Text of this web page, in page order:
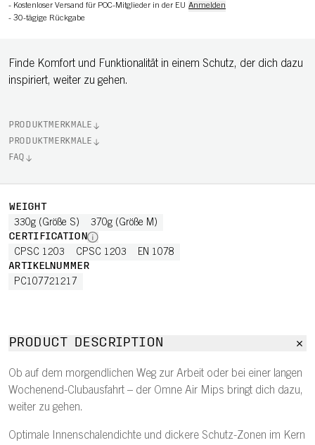
- Kostenloser Versand für POC-Mitglieder in der EU Anmelden
- 30-tägige Rückgabe
Finde Komfort und Funktionalität in einem Schutz, der dich dazu
inspiriert, weiter zu gehen.
PRODUKTMERKMALE
PRODUKTMERKMALE
FAQ
WEIGHT
330g (Größe S) 370g (Größe M)
CERTIFICATION
CPSC 1203 CPSC 1203 EN 1078
ARTIKELNUMMER
PC107721217
PRODUCT DESCRIPTION
Ob auf dem morgendlichen Weg zur Arbeit oder bei einer langen
Wochenend-Clubausfahrt – der Omne Air Mips bringt dich dazu,
weiter zu gehen.
Optimale Innenschalendichte und dickere Schutz-Zonen im Kern